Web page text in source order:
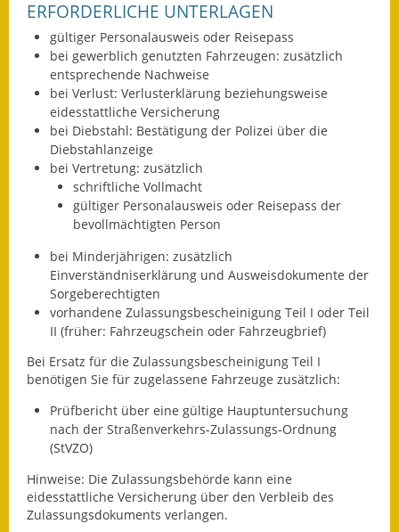
Sitzungsberichte 2020
Gemeindeverwaltung
Haushalt & Finanzen
Getrennte
Abwassergebühr
Grundsteuerreform
Haushaltspläne
Jahresabschlüsse
Wasserversorgung
Heiraten in Notzingen
Notruftafel
Ortsrecht
ERFORDERLICHE UNTERLAGEN
gültiger Personalausweis oder Reisepass
bei gewerblich genutzten Fahrzeugen: zusätzlich
entsprechende Nachweise
bei Verlust: Verlusterklärung beziehungsweise
eidesstattliche Versicherung
bei Diebstahl: Bestätigung der Polizei über die
Diebstahlanzeige
bei Vertretung: zusätzlich
schriftliche Vollmacht
gültiger Personalausweis oder Reisepass der
bevollmächtigten Person
bei Minderjährigen: zusätzlich
Einverständniserklärung und Ausweisdokumente der
Sorgeberechtigten
vorhandene Zulassungsbescheinigung Teil I oder Teil
II (früher: Fahrzeugschein oder Fahrzeugbrief)
Bei Ersatz für die Zulassungsbescheinigung Teil I
benötigen Sie für zugelassene Fahrzeuge zusätzlich:
Prüfbericht über eine gültige Hauptuntersuchung
nach der Straßenverkehrs-Zulassungs-Ordnung
(StVZO)
Hinweise: Die Zulassungsbehörde kann eine
eidesstattliche Versicherung über den Verbleib des
Zulassungsdokuments verlangen.